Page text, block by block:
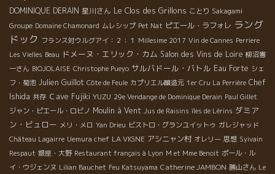
DOMINIQUE DERAIN 星川さん Le Clos des Grillons ことり Sakagami
Groupe Domaine Chamonard ムレシップ Pet Nat ピエール・ラフォレ ラング
ドック フランス対ウルグアイ：２：１ Millesime 2017 Vin de Cannes Perriere
Les Vielles Beau ドメーヌ・エリック・カム Salon des Vins de Loire 柳沼憲
一さん BIOJOLAISE Christophe Pueyo サルバドール・バトル Eau Forte シェ
フ・菊池 Julien Guillot Côte de Feule カプリエル醸造元 1er Cru La Perrière Chef
Ishida 共存 Ｃave Fujiki YUZU 29e Vendange de Dominique Derain Paul Gillet
ジャン・ピエール・ロビノ Moulin à Vent Jus de Raisins îles de Lérins ダミア
ン・ビュロー メリ・メロ Yan Drieu ビストロ・グランユイットゥ ガレジャッド
Château Lagairre Uemura chef LA VIGNE アシニャン村 オレリー 思想 Syivain
Respaut 銀座・大野 Restaurant français à Lyon M et Mme Benoit ポール・ル
イ・ウジェンヌ Lilian Bauchet Feu Katsuyama Catherine JAMBON 勝山さん Le